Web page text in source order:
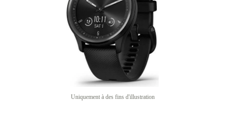
Uniquement à des fins d'illustration